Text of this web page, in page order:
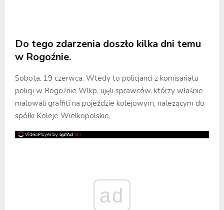
Do tego zdarzenia doszło kilka dni temu
w Rogoźnie.
Sobota, 19 czerwca. Wtedy to policjanci z komisariatu
policji w Rogoźnie Wlkp. ujęli sprawców, którzy właśnie
malowali graffiti na pojeździe kolejowym, należącym do
spółki Koleje Wielkopolskie.
ad